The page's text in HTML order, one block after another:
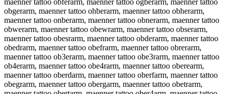
maenner tattoo obferarm, maenner tattoo ogberarm, maenner tattoo
obgerarm, maenner tattoo ohberarm, maenner tattoo obherarm,
maenner tattoo onberarm, maenner tattoo obnerarm, maenner tattoo
obwerarm, maenner tattoo obewrarm, maenner tattoo obserarm,
maenner tattoo obesrarm, maenner tattoo obderarm, maenner tattoo
obedrarm, maenner tattoo obefrarm, maenner tattoo obrerarm,
maenner tattoo ob3erarm, maenner tattoo obe3rarm, maenner tattoo
ob4erarm, maenner tattoo obe4rarm, maenner tattoo oberearm,
maenner tattoo oberdarm, maenner tattoo oberfarm, maenner tattoo
obegrarm, maenner tattoo obergarm, maenner tattoo obetrarm,